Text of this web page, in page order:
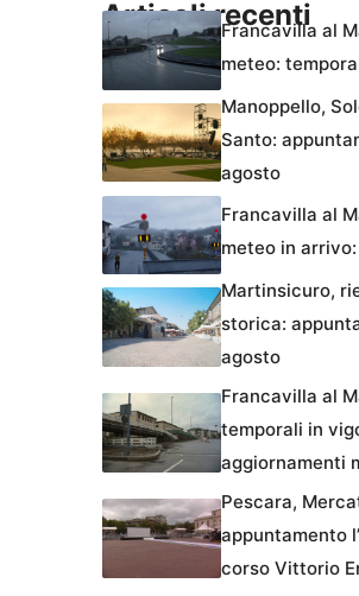
Articoli recenti
Francavilla al
meteo:
Manoppello,
Santo:
agosto
Francavilla al
meteo in
Martinsicuro,
storica:
agosto
Francavilla al
temporali in
aggiornamenti
Pescara,
appuntamento
corso Vittorio